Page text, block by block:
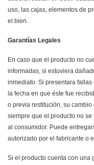
uso, las cajas, elementos de
el bien.
Garantías Legales
En caso que el producto no
informadas, si estuviera
inmediato. Si presentara
la fecha en que éste fue
o previa restitución, su
siempre que el producto no
al consumidor. Puede
autorizado por el fabricante o
Si el producto cuenta con una